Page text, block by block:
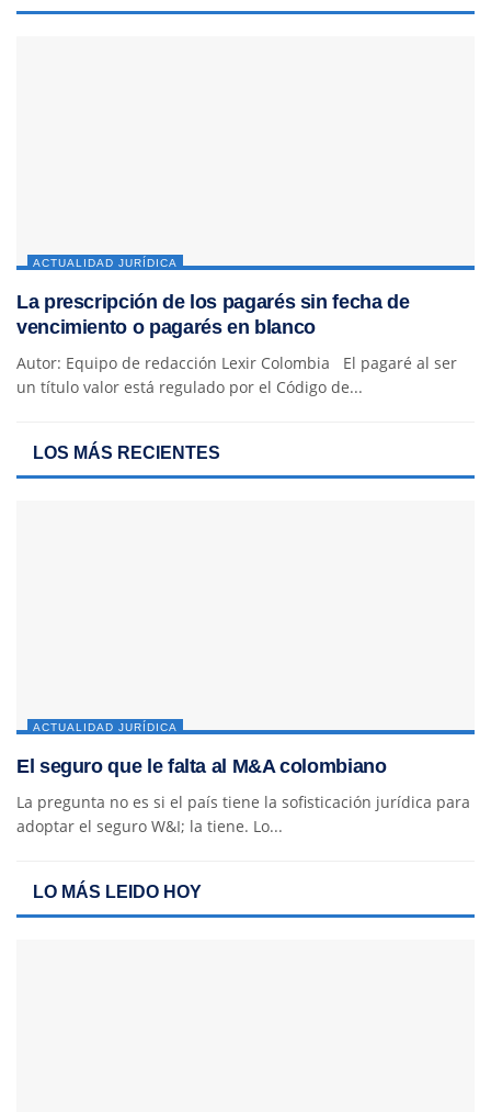
ACTUALIDAD JURÍDICA
La prescripción de los pagarés sin fecha de
vencimiento o pagarés en blanco
Autor: Equipo de redacción Lexir Colombia El pagaré al ser
un título valor está regulado por el Código de...
LOS MÁS RECIENTES
ACTUALIDAD JURÍDICA
El seguro que le falta al M&A colombiano
La pregunta no es si el país tiene la sofisticación jurídica para
adoptar el seguro W&I; la tiene. Lo...
LO MÁS LEIDO HOY